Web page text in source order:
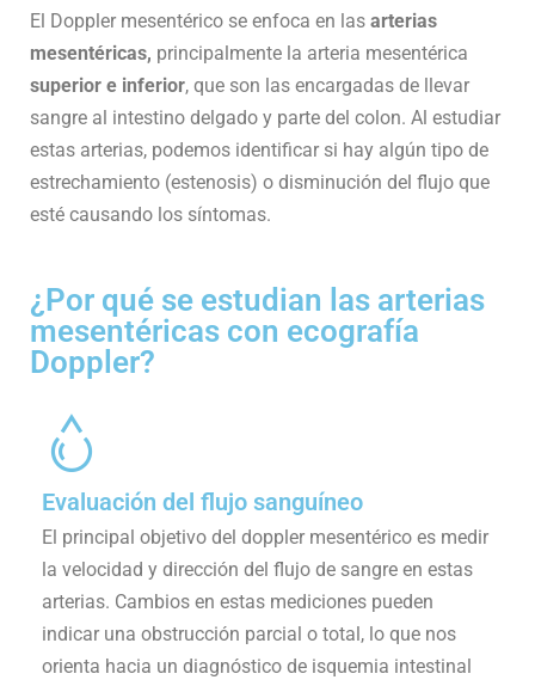
El Doppler mesentérico se enfoca en las arterias
mesentéricas, principalmente la arteria mesentérica
superior e inferior, que son las encargadas de llevar
sangre al intestino delgado y parte del colon. Al estudiar
estas arterias, podemos identificar si hay algún tipo de
estrechamiento (estenosis) o disminución del flujo que
esté causando los síntomas.
¿Por qué se estudian las arterias
mesentéricas con ecografía
Doppler?
Evaluación del flujo sanguíneo
El principal objetivo del doppler mesentérico es medir
la velocidad y dirección del flujo de sangre en estas
arterias. Cambios en estas mediciones pueden
indicar una obstrucción parcial o total, lo que nos
orienta hacia un diagnóstico de isquemia intestinal